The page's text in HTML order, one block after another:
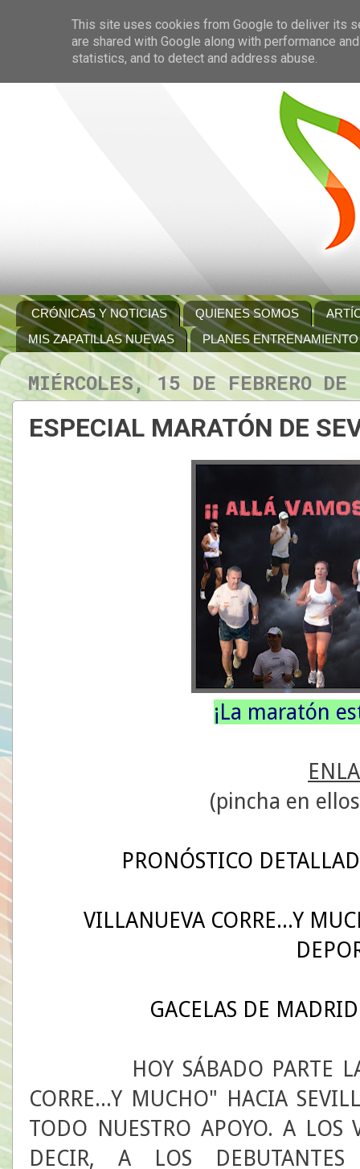
CRÓNICAS Y NOTICIAS QUIENES SOMOS
MIS ZAPATILLAS NUEVAS
PLANES ENTRENAMIENTO
MIÉRCOLES, 15 DE FEBRERO
ESPECIAL MARATÓN DE
¡La maratón
(pincha en
PRONÓSTICO
VILLANUEVA CORRE...Y
GACELAS DE
HOY SÁBADO PARTE LA
CORRE...Y MUCHO" HACIA
TODO NUESTRO APOYO. A LOS
DECIR, A LOS
This site uses cookies from Google to deliver its
are shared with Google along with performance
statistics, and to detect and address abuse.